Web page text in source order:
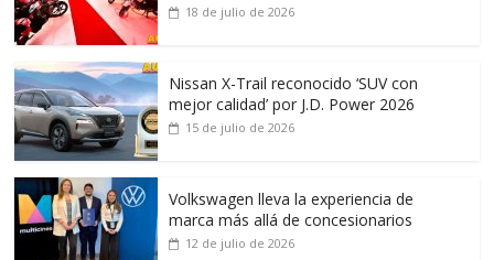
18 de julio de 2026
Nissan X-Trail reconocido ‘SUV con
mejor calidad’ por J.D. Power 2026
15 de julio de 2026
Volkswagen lleva la experiencia de
marca más allá de concesionarios
12 de julio de 2026